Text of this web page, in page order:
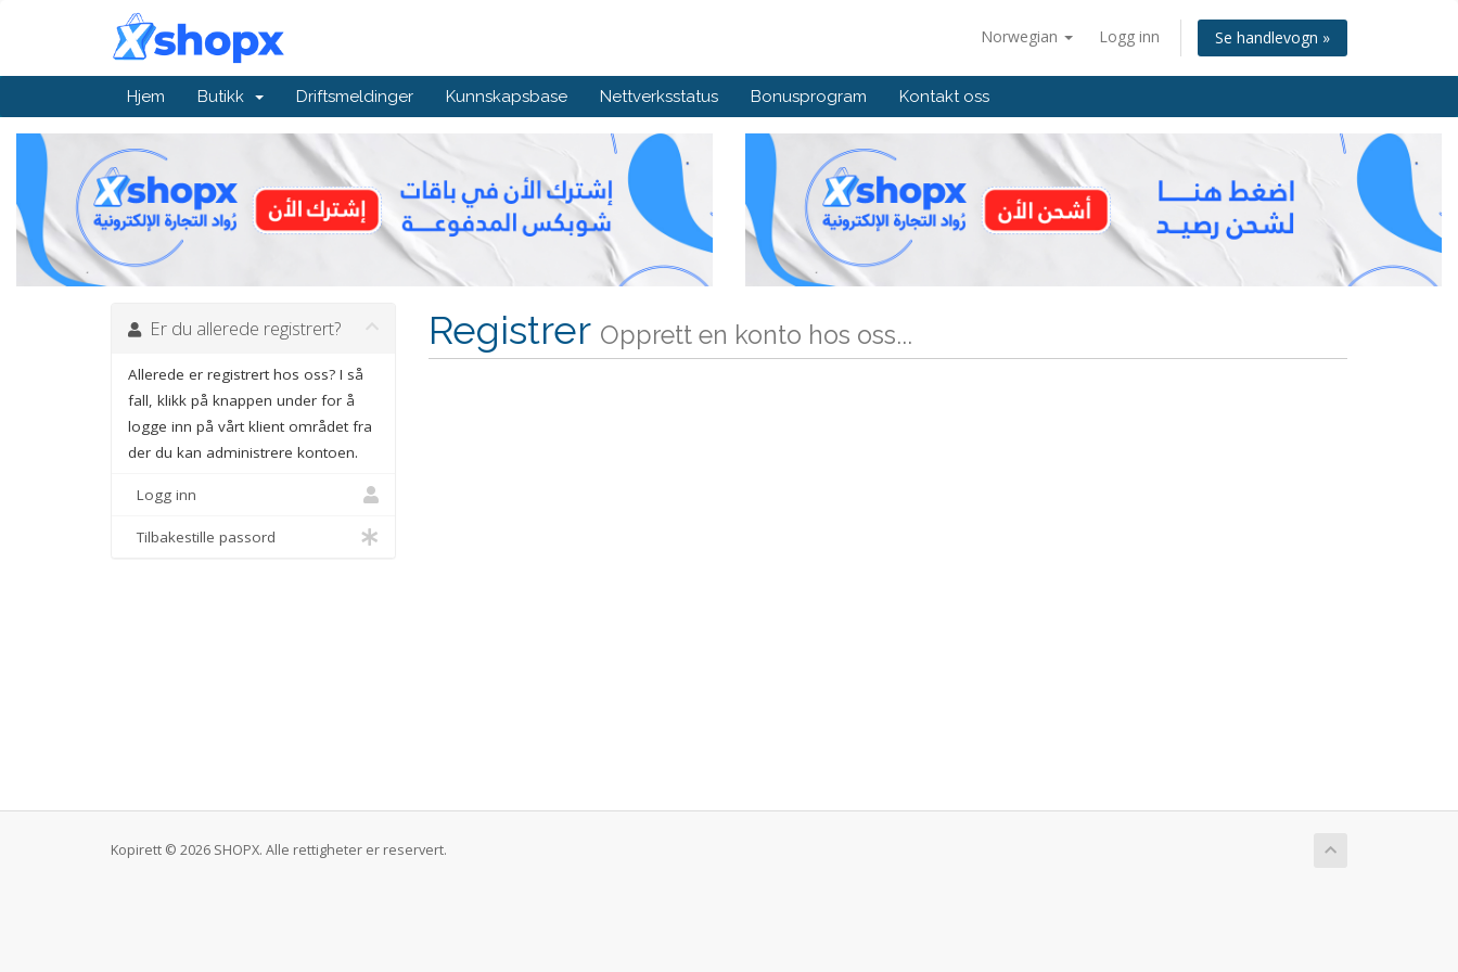
Norwegian Logg inn Se handlevogn »
Hjem Butikk Driftsmeldinger Kunnskapsbase Nettverksstatus Bonusprogram Kontakt oss
Registrer Opprett en konto hos oss...
Er du allerede registrert?
Allerede er registrert hos oss? I så
fall, klikk på knappen under for å
logge inn på vårt klient området fra
der du kan administrere kontoen.
Logg inn
Tilbakestille passord
Kopirett © 2026 SHOPX. Alle rettigheter er reservert.